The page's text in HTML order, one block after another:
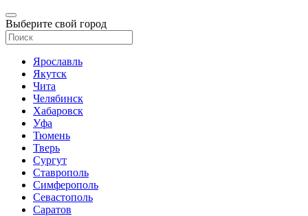
Выберите свой город
Ярославль
Якутск
Чита
Челябинск
Хабаровск
Уфа
Тюмень
Тверь
Сургут
Ставрополь
Симферополь
Севастополь
Саратов